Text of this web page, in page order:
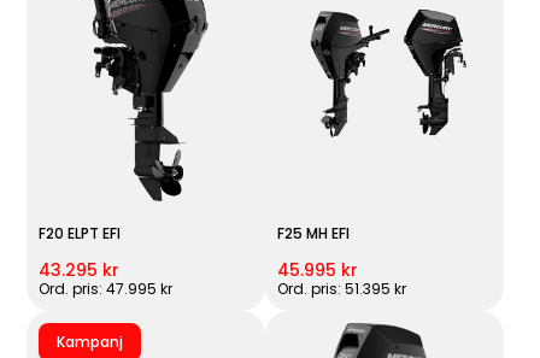
F20 ELPT EFI
43.295 kr
Ord. pris: 47.995 kr
F25 MH EFI
45.995 kr
Ord. pris: 51.395 kr
Kampanj